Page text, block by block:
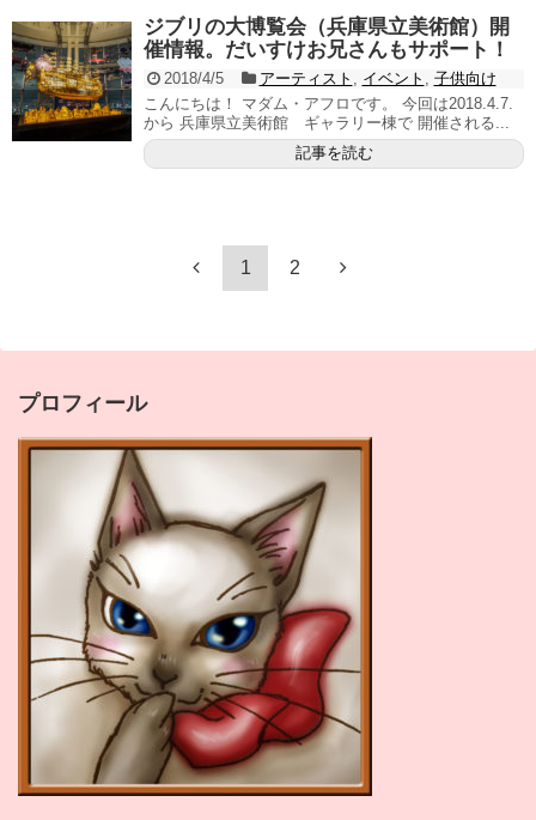
ジブリの大博覧会（兵庫県立美術館）開
催情報。だいすけお兄さんもサポート！
2018/4/5 アーティスト , イベント , 子供向け
こんにちは！ マダム・アフロです。 今回は2018.4.7.
から 兵庫県立美術館 ギャラリー棟で 開催される...
記事を読む
1 2
プロフィール